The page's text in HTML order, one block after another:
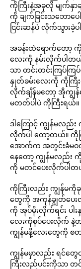
ကိုကြီးနဲ့အခုလို မျက်နှာ
ကို ချက်ခြင်းသဘောပ
ငြင်းဆန်ပဲ လိုက်သွားခဲ့
အခန်းထဲရောက်တော့ ကို
လေးကို နမ်းလိုက်ပါတ
သာ တင်းတင်းကြပ်ကြ
နှုတ်ခမ်းလေးကို ကိုကြီ
လိုက်ချိန်မတော့ အိုကျွန်
မတတ်ပါပဲ ကိုကြီးရယ်။
ဒါကြောင့် ကျွန်မလည်း
လိုက်ပါ တော့တယ်။
အောက်က အတွင်းခံမဝ
နေတော့ ကျွန်မလည်း
ကို မတင်ပေးလိုက်ပါတ
ကိုကြီးလည်း ကျွန်မကို
တွေကို အကုန်ချွတ်ပေးလို
ကို အုပ်မိုးလိုက်ရင်း ပါ
လေးကိုစုပ်ပေးလိုက် နဲ့
ကျွန်မနို့လေးတွေကို စ
ကျွန်မမှာလည်း ရင်တွ
ကြီးလည်ပင်းကိုသာ တင်